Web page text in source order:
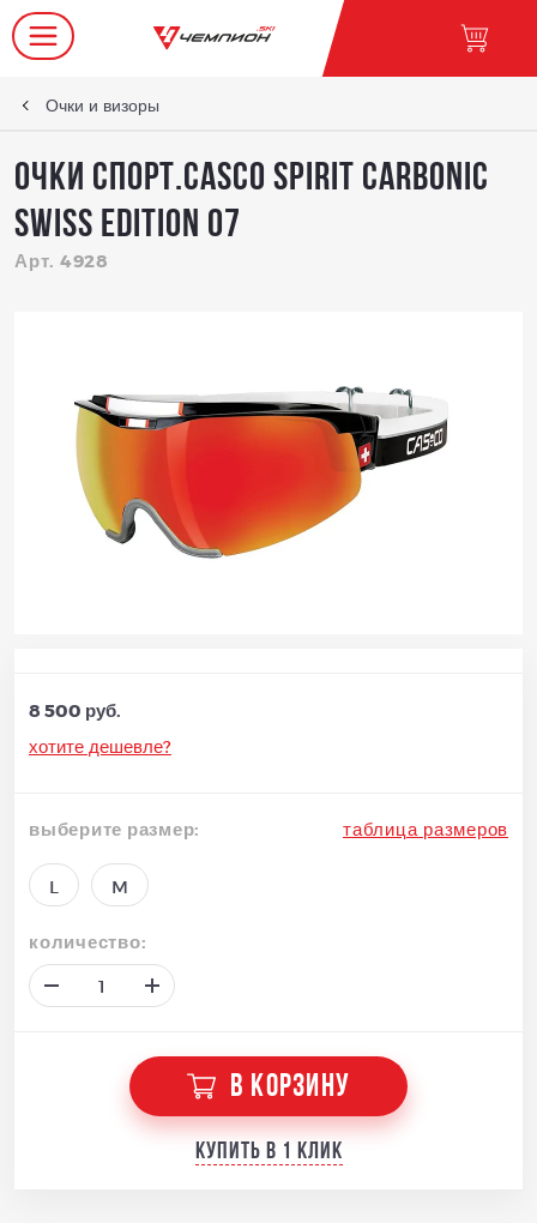
Очки и визоры
Очки спорт.CASCO SPIRIT CARBONIC
SWISS Edition 07
Арт. 4928
8 500 руб.
хотите дешевле?
выберите размер: таблица размеров
L M
количество:
В КОРЗИНУ
Купить в 1 клик